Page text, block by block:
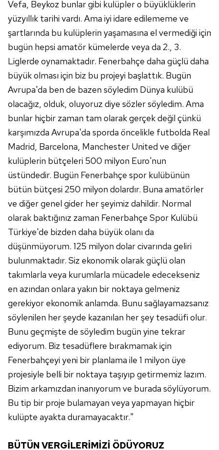
Vefa, Beykoz bunlar gibi kulüpler o büyüklüklerin
yüzyıllık tarihi vardı. Ama iyi idare edilememe ve
şartlarında bu kulüplerin yaşamasına el vermediği için
bugün hepsi amatör kümelerde veya da 2., 3.
Liglerde oynamaktadır. Fenerbahçe daha güçlü daha
büyük olması için biz bu projeyi başlattık. Bugün
Avrupa'da ben de bazen söyledim Dünya kulübü
olacağız, olduk, oluyoruz diye sözler söyledim. Ama
bunlar hiçbir zaman tam olarak gerçek değil çünkü
karşımızda Avrupa'da sporda öncelikle futbolda Real
Madrid, Barcelona, Manchester United ve diğer
kulüplerin bütçeleri 500 milyon Euro'nun
üstündedir. Bugün Fenerbahçe spor kulübünün
bütün bütçesi 250 milyon dolardır. Buna amatörler
ve diğer genel gider her şeyimiz dahildir. Normal
olarak baktığınız zaman Fenerbahçe Spor Kulübü
Türkiye'de bizden daha büyük olanı da
düşünmüyorum. 125 milyon dolar civarında geliri
bulunmaktadır. Siz ekonomik olarak güçlü olan
takımlarla veya kurumlarla mücadele edecekseniz
en azından onlara yakın bir noktaya gelmeniz
gerekiyor ekonomik anlamda. Bunu sağlayamazsanız
söylenilen her şeyde kazanılan her şey tesadüfi olur.
Bunu geçmişte de söyledim bugün yine tekrar
ediyorum. Biz tesadüflere bırakmamak için
Fenerbahçeyi yeni bir planlama ile 1 milyon üye
projesiyle belli bir noktaya taşıyıp getirmemiz lazım.
Bizim arkamızdan inanıyorum ve burada söylüyorum.
Bu tip bir proje bulamayan veya yapmayan hiçbir
kulüpte ayakta duramayacaktır."
BÜTÜN VERGİLERİMİZİ ÖDÜYORUZ